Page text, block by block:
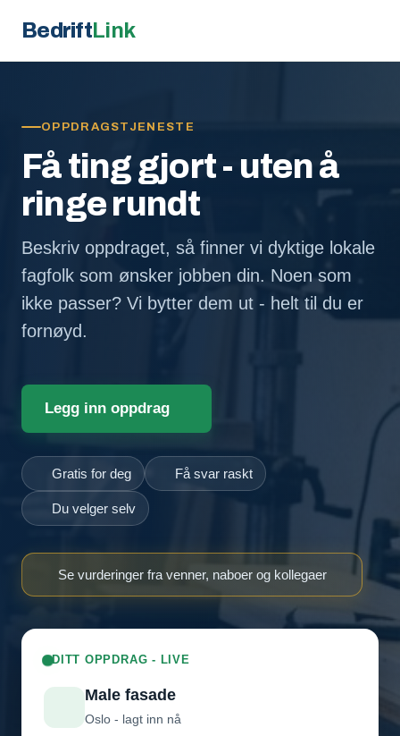
BedriftLink
OPPDRAGSTJENESTE
Få ting gjort - uten å
ringe rundt
Beskriv oppdraget, så finner vi dyktige lokale
fagfolk som ønsker jobben din. Noen som
ikke passer? Vi bytter dem ut - helt til du er
fornøyd.
Legg inn oppdrag
Gratis for deg Få svar raskt
Du velger selv
Se vurderinger fra venner, naboer og kollegaer
DITT OPPDRAG - LIVE
Male fasade
Oslo - lagt inn nå